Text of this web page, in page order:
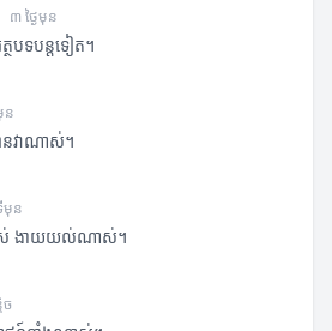
៣ ថ្ងៃមុន
ថបទបន្តទៀត។
ន
នវាណាស់។
មុន
ាស់ ងាយយល់ណាស់។
ច